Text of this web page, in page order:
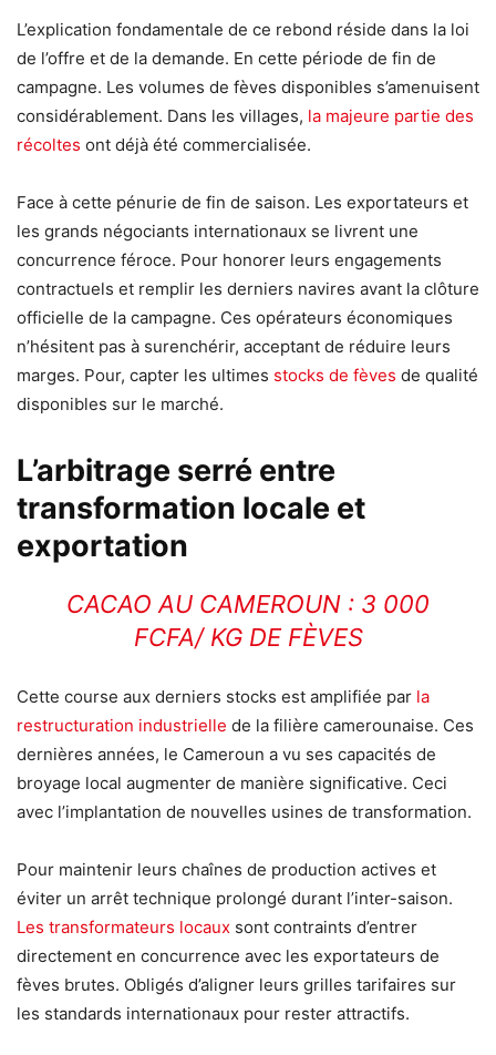
L’explication fondamentale de ce rebond réside dans la loi
de l’offre et de la demande. En cette période de fin de
campagne. Les volumes de fèves disponibles s’amenuisent
considérablement. Dans les villages, la majeure partie des
récoltes ont déjà été commercialisée.
Face à cette pénurie de fin de saison. Les exportateurs et
les grands négociants internationaux se livrent une
concurrence féroce. Pour honorer leurs engagements
contractuels et remplir les derniers navires avant la clôture
officielle de la campagne. Ces opérateurs économiques
n’hésitent pas à surenchérir, acceptant de réduire leurs
marges. Pour, capter les ultimes stocks de fèves de qualité
disponibles sur le marché.
L’arbitrage serré entre
transformation locale et
exportation
CACAO AU CAMEROUN : 3 000
FCFA/ KG DE FÈVES
Cette course aux derniers stocks est amplifiée par la
restructuration industrielle de la filière camerounaise. Ces
dernières années, le Cameroun a vu ses capacités de
broyage local augmenter de manière significative. Ceci
avec l’implantation de nouvelles usines de transformation.
Pour maintenir leurs chaînes de production actives et
éviter un arrêt technique prolongé durant l’inter-saison.
Les transformateurs locaux sont contraints d’entrer
directement en concurrence avec les exportateurs de
fèves brutes. Obligés d’aligner leurs grilles tarifaires sur
les standards internationaux pour rester attractifs.